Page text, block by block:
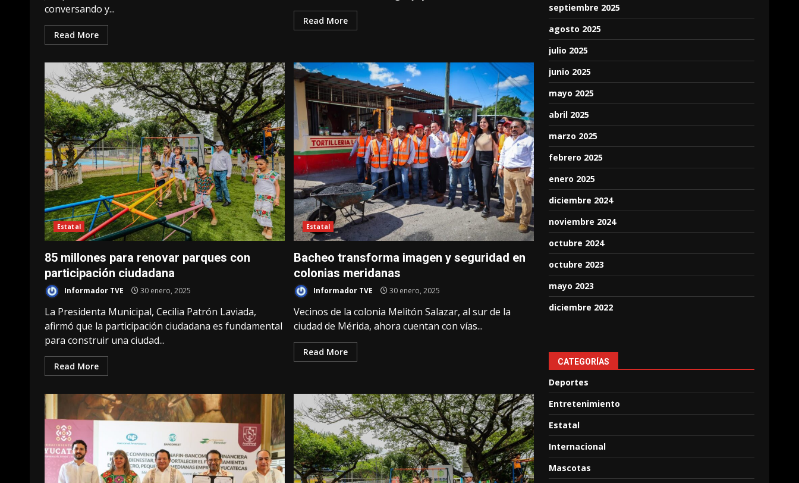
conversando y...
Read More
Read More
Estatal
85 millones para renovar parques con
participación ciudadana
Informador TVE 30 enero, 2025
La Presidenta Municipal, Cecilia Patrón Laviada,
afirmó que la participación ciudadana es fundamental
para construir una ciudad...
Read More
Estatal
Bacheo transforma imagen y seguridad en
colonias meridanas
Informador TVE 30 enero, 2025
Vecinos de la colonia Melitón Salazar, al sur de la
ciudad de Mérida, ahora cuentan con vías...
Read More
septiembre 2025
agosto 2025
julio 2025
junio 2025
mayo 2025
abril 2025
marzo 2025
febrero 2025
enero 2025
diciembre 2024
noviembre 2024
octubre 2024
octubre 2023
mayo 2023
diciembre 2022
CATEGORÍAS
Deportes
Entretenimiento
Estatal
Internacional
Mascotas